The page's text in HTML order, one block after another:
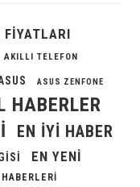
AKILLI TELEFON
ASUS ZENFONE
HABERLER
EN IYI HABER
EN YENI